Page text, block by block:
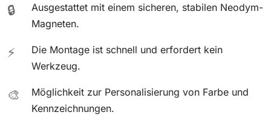
🔒
Ausgestattet mit einem sicheren, stabilen Neodym-
Magneten.
⚡
Die Montage ist schnell und erfordert kein
Werkzeug.
🎨
Möglichkeit zur Personalisierung von Farbe und
Kennzeichnungen.